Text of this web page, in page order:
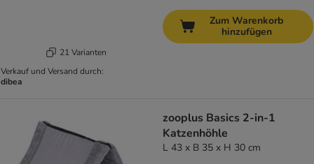
21 Varianten
Verkauf und Versand durch:
dibea
Zum Warenkorb
hinzufügen
zooplus Basics 2-in-1
Katzenhöhle
L 43 x B 35 x H 30 cm